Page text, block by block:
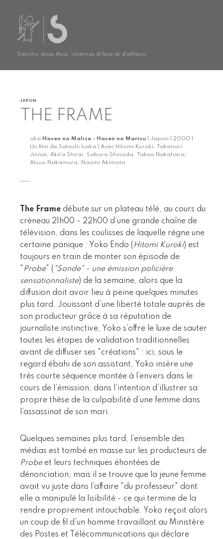
Sancho does Asia, cinémas d'Asie et d'ailleurs
JAPON
THE FRAME
aka Hasen no Malise - Hasen no Marisu | Japon | 2000 |
Un film de Satoshi Isaka | Avec Hitomi Kuroki, Takanori
Jinnai, Akira Shirai, Saburo Shinoda, Takeo Nakahara,
Atsuo Nakamura, Naomi Akimoto
The Frame débute sur un plateau télé, au cours du
créneau 21h00 - 22h00 d’une grande chaîne de
télévision, dans les coulisses de laquelle règne une
certaine panique : Yoko Endo ( Hitomi Kuroki) est
toujours en train de monter son épisode de
Probe" ( "Sonde" - une émission policière
sensationnaliste) de la semaine, alors que la
diffusion doit avoir lieu à peine quelques minutes
plus tard. Jouissant d’une liberté totale auprès de
son producteur grâce à sa réputation de
journaliste instinctive, Yoko s’offre le luxe de sauter
toutes les étapes de validation traditionnelles
avant de diffuser ses "créations" : ici, sous le
regard ébahi de son assistant, Yoko insère une
très courte séquence montée à l’envers dans le
cours de l’émission, dans l’intention d’illustrer sa
propre thèse de la culpabilité d’une femme dans
l’assassinat de son mari.
Quelques semaines plus tard, l’ensemble des
médias est tombé en masse sur les producteurs de
Probeet leurs techniques éhontées de
dénonciation, mais il se trouve que la jeune femme
avait vu juste dans l’affaire "du professeur" dont
elle a manipulé la lisibilité - ce qui termine de la
rendre proprement intouchable. Yoko reçoit alors
un coup de fil d’un homme travaillant au Ministère
des Postes et Télécommunications qui déclare